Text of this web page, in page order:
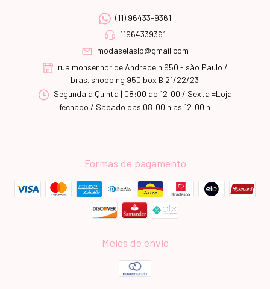
(11) 96433-9361
11964339361
modaselaslb@gmail.com
rua monsenhor de Andrade n 950 - são Paulo /
bras. shopping 950 box B 21/22/23
Segunda à Quinta | 08:00 ao 12:00 / Sexta =Loja
fechado / Sabado das 08:00 h as 12:00 h
Formas de pagamento
Meios de envio